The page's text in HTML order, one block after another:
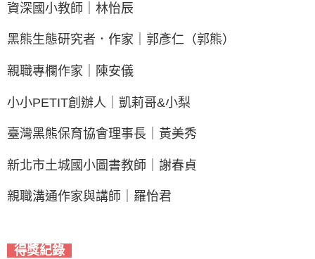
資深國小教師 林怡辰
黑熊生態研究者．作家 郭彥仁（郭熊）
親職專欄作家 陳安儀
小小PETIT創辦人 凱莉哥&小梨
臺灣黑熊保育協會理事長 黃美秀
新北市土城國小圖書教師 謝春貞
親職溝通作家與講師 羅怡君
得獎紀錄